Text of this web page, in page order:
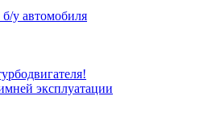
у автомобиля
эксплуатации